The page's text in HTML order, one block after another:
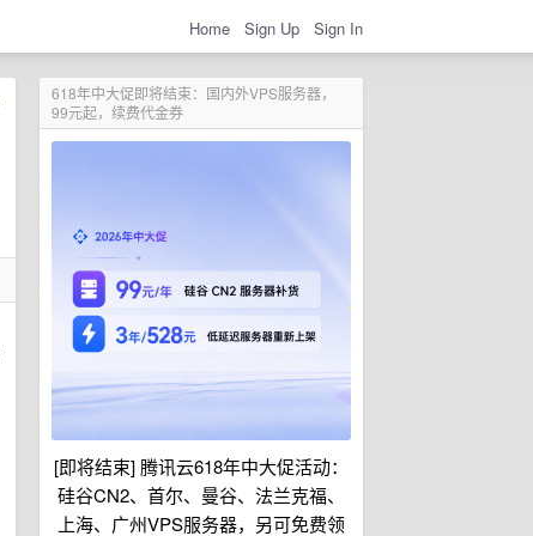
Home Sign Up Sign In
618年中大促即将结束：国内外VPS服务器，
99元起，续费代金券
[即将结束] 腾讯云618年中大促活动：
硅谷CN2、首尔、曼谷、法兰克福、
上海、广州VPS服务器，另可免费领